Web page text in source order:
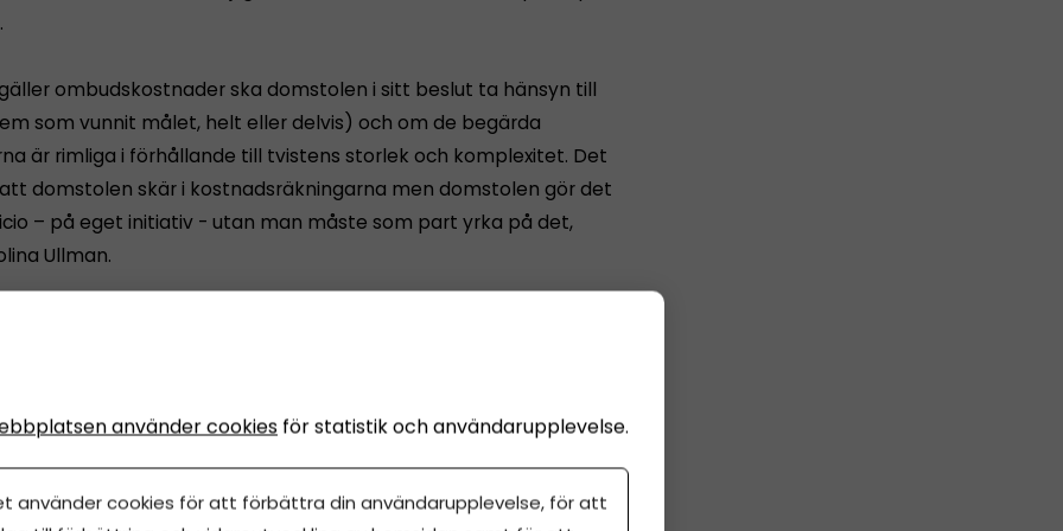
ombudskostnader ska domstolen i sitt beslut ta hänsyn till
som vunnit målet, helt eller delvis) och om de begärda
är rimliga i förhållande till tvistens storlek och komplexitet. Det
domstolen skär i kostnadsräkningarna men domstolen gör det
– på eget initiativ - utan man måste som part yrka på det,
Ullman.
på grund av att man misstagit sig vad saken gällde,
använder cookies för statistik och användarupplevelse.
använder cookies för att förbättra din användarupplevelse, för att